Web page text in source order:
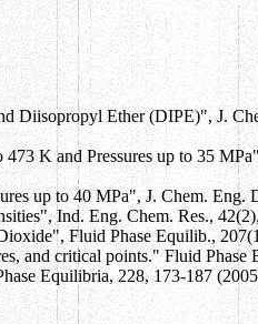
Diisopropyl Ether (DIPE)", J.
K and Pressures up to 35
up to 40 MPa", J. Chem. Eng.
Ind. Eng. Chem. Res.,
Fluid Phase Equilib.,
and critical points." Fluid
Equilibria, 228, 173-187